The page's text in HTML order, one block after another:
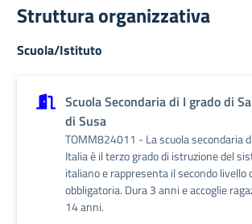
Struttura organizzativa
Scuola/Istituto
Scuola Secondaria di I grado di
di Susa
TOMM824011 - La scuola secondaria
Italia è il terzo grado di istruzione del
italiano e rappresenta il secondo livello
obbligatoria. Dura 3 anni e accoglie
14 anni.